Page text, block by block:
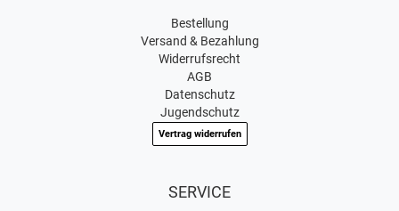
Bestellung
Versand & Bezahlung
Widerrufsrecht
AGB
Datenschutz
Jugendschutz
Vertrag widerrufen
SERVICE